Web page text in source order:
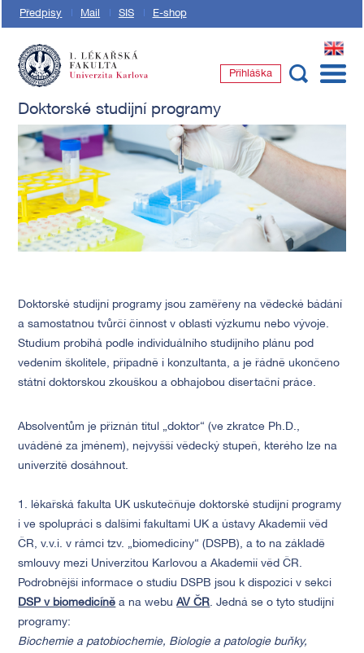
Předpisy Mail SIS E-shop
EN
Přihláška
Doktorské studijní programy
Doktorské studijní programy jsou zaměřeny na vědecké bádání
a samostatnou tvůrčí činnost v oblasti výzkumu nebo vývoje.
Studium probíhá podle individuálního studijního plánu pod
vedením školitele, případně i konzultanta, a je řádně ukončeno
státní doktorskou zkouškou a obhajobou disertační práce.
Absolventům je přiznán titul „doktor“ (ve zkratce Ph.D.,
uváděné za jménem), nejvyšší vědecký stupeň, kterého lze na
univerzitě dosáhnout.
1. lékařská fakulta UK uskutečňuje doktorské studijní programy
i ve spolupráci s dalšími fakultami UK a ústavy Akademii věd
ČR, v.v.i. v rámci tzv. „biomedicíny“ (DSPB), a to na základě
smlouvy mezi Univerzitou Karlovou a Akademií věd ČR.
Podrobnější informace o studiu DSPB jsou k dispozici v sekci
DSP v biomedicíně a na webuAV ČR. Jedná se o tyto studijní
programy:
Biochemie a patobiochemie, Biologie a patologie buňky,